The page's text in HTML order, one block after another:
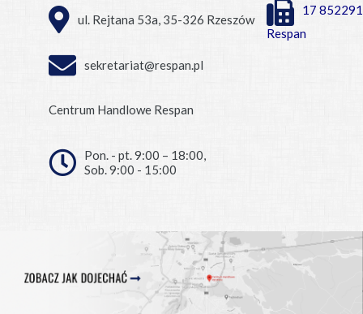
ul. Rejtana 53a, 35-326 Rzeszów
17
Respan
sekretariat@respan.pl
Centrum Handlowe Respan
Pon. - pt. 9:00 – 18:00,
Sob. 9:00 - 15:00